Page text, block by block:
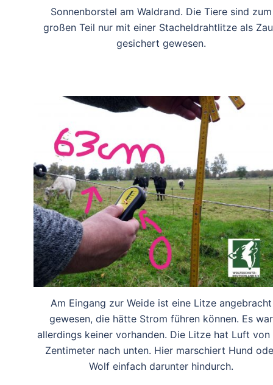
Sonnenborstel am Waldrand. Die Tiere sind zum
großen Teil nur mit einer Stacheldrahtlitze als
gesichert gewesen.
Am Eingang zur Weide ist eine Litze angebracht
gewesen, die hätte Strom führen können. Es war
allerdings keiner vorhanden. Die Litze hat Luft von
Zentimeter nach unten. Hier marschiert Hund
Wolf einfach darunter hindurch.